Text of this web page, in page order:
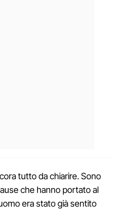
tutto da chiarire. Sono
che hanno portato al
era stato già sentito